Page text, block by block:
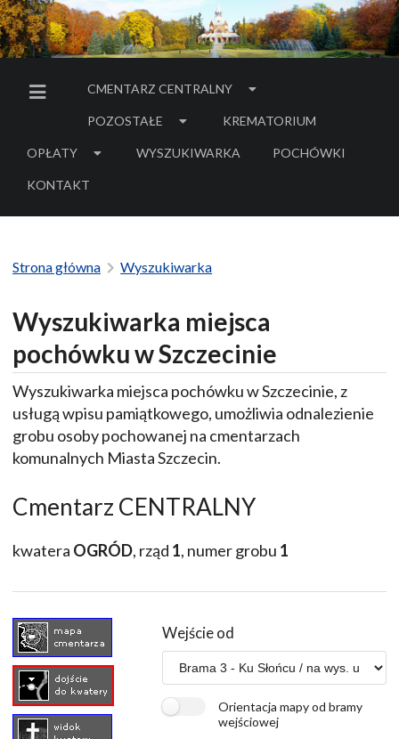
MENU BOCZNE
CMENTARZ CENTRALNY
POZOSTAŁE KREMATORIUM
OPŁATY WYSZUKIWARKA POCHÓWKI
- LINK DO SERWISU
KONTAKT
Strona główna Wyszukiwarka
Wyszukiwarka miejsca
pochówku w Szczecinie
Wyszukiwarka miejsca pochówku w Szczecinie, z
usługą wpisu pamiątkowego, umożliwia odnalezienie
grobu osoby pochowanej na cmentarzach
komunalnych Miasta Szczecin.
Cmentarz CENTRALNY
kwatera OGRÓD, rząd 1, numer grobu 1
Wejście od
Orientacja mapy od bramy
wejściowej